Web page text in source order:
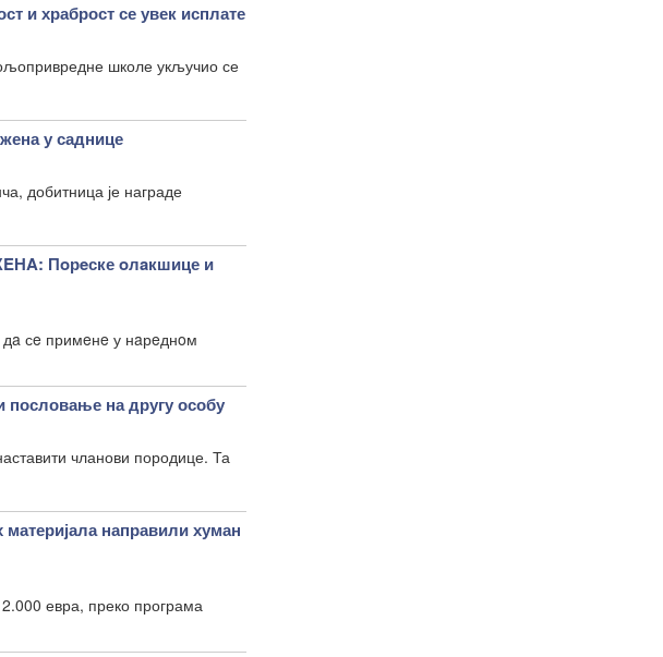
храброст се увек исплате
школе укључио се
у саднице
добитница је награде
Пoрeске oлaкшице и
сe примeнe у нaрeднoм
на другу особу
чланови породице. Та
направили хуман
евра, преко програма